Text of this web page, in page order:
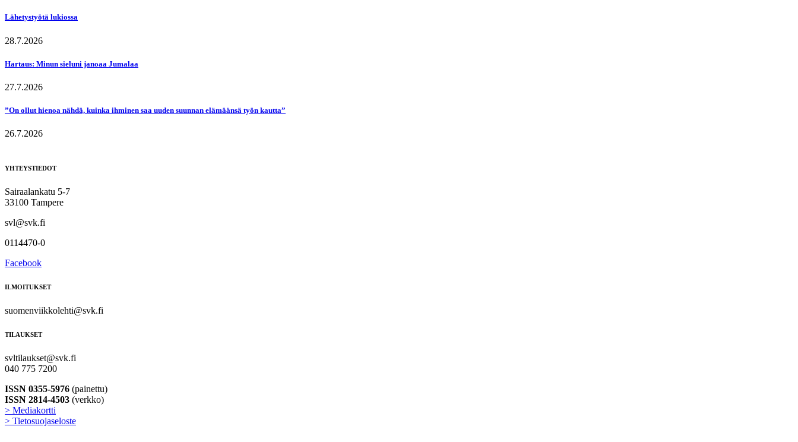
Lähetystyötä lukiossa
28.7.2026
Hartaus: Minun sieluni janoaa Jumalaa
27.7.2026
”On ollut hienoa nähdä, kuinka ihminen saa uuden suunnan elämäänsä työn kautta”
26.7.2026
YHTEYSTIEDOT
Sairaalankatu 5-7
33100 Tampere
svl@svk.fi
0114470-0
Facebook
ILMOITUKSET
suomenviikkolehti@svk.fi
TILAUKSET
svltilaukset@svk.fi
040 775 7200
ISSN 0355-5976 (painettu)
ISSN 2814-4503 (verkko)
> Mediakortti
> Tietosuojaseloste